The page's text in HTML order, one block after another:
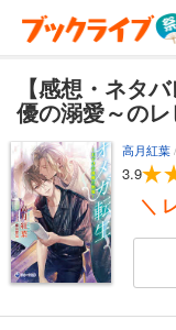
【感想・ネタ
優の溺愛～の
高月紅葉/
3.9
＼